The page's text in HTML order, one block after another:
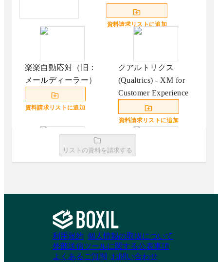
資料請求リストに追加
楽楽自動応対（旧：
メールディーラー）
資料請求リストに追加
クアルトリクス
(Qualtrics) - XM for
Customer Experience
資料請求リストに追加
資料請求リストに追加
業支援｜エンプラ
資料請求リストに追加
リストの資料を請求する
利用規約 個人情報の取扱について
外部送信ツールに関する公表事項
よくあるご質問
お問い合わせ